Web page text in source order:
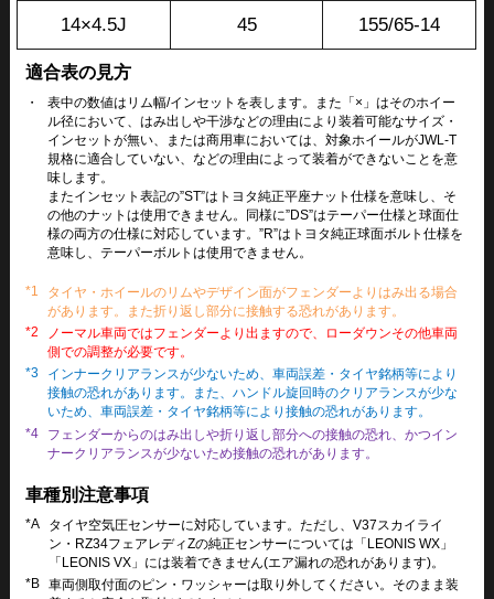
14×4.5J 45 155/65-14
適合表の見方
・
表中の数値はリム幅/インセットを表します。また「×」はそのホイー
ル径において、はみ出しや干渉などの理由により装着可能なサイズ・
インセットが無い、または商用車においては、対象ホイールがJWL-T
規格に適合していない、などの理由によって装着ができないことを意
味します。
またインセット表記の”ST”はトヨタ純正平座ナット仕様を意味し、そ
の他のナットは使用できません。同様に”DS”はテーパー仕様と球面仕
様の両方の仕様に対応しています。”R”はトヨタ純正球面ボルト仕様を
意味し、テーパーボルトは使用できません。
*1
タイヤ・ホイールのリムやデザイン面がフェンダーよりはみ出る場合
があります。また折り返し部分に接触する恐れがあります。
*2
ノーマル車両ではフェンダーより出ますので、ローダウンその他車両
側での調整が必要です。
*3
インナークリアランスが少ないため、車両誤差・タイヤ銘柄等により
接触の恐れがあります。また、ハンドル旋回時のクリアランスが少な
いため、車両誤差・タイヤ銘柄等により接触の恐れがあります。
*4
フェンダーからのはみ出しや折り返し部分への接触の恐れ、かつイン
ナークリアランスが少ないため接触の恐れがあります。
車種別注意事項
*A
タイヤ空気圧センサーに対応しています。ただし、V37スカイライ
ン・RZ34フェアレディZの純正センサーについては「LEONIS WX」
「LEONIS VX」には装着できません(エア漏れの恐れがあります)。
*B 車両側取付面のピン・ワッシャーは取り外してください。そのまま装